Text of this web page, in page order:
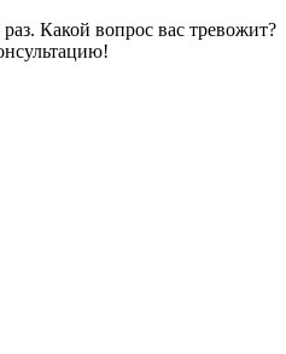
Какой вопрос вас тревожит?